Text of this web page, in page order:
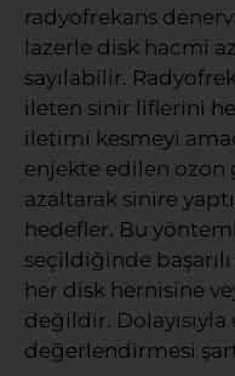
radyofrekans
lazerle disk hacmi
sayılabilir.
ileten sinir liflerini
iletimi kesmeyi
enjekte edilen ozon
azaltarak sinire
hedefler. Bu
seçildiğinde
her disk hernisine
değildir.
değerlendirmesi